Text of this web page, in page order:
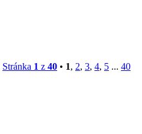
Stránka 1 z 40 • 1, 2, 3, 4, 5 ... 40